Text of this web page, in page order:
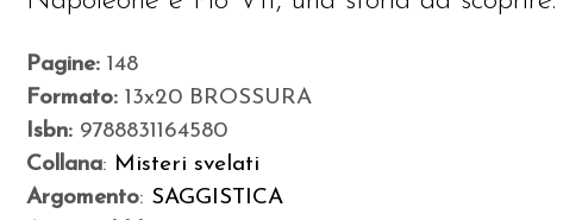
Pagine:148
Formato:13x20 BROSSURA
Isbn: 9788831164580
Collana: Misteri svelati
Argomento: SAGGISTICA